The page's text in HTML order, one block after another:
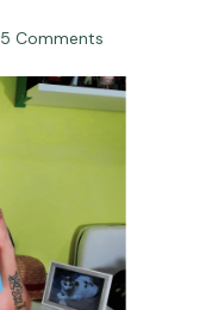
5 Comments